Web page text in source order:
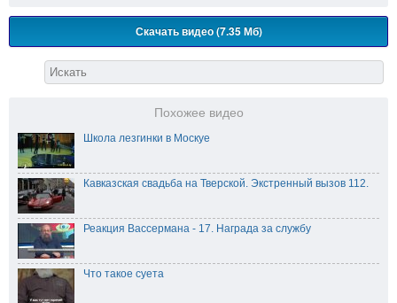
Скачать видео (7.35 Мб)
Похожее видео
Школа лезгинки в Москуе
Кавказская свадьба на Тверской. Экстренный вызов 112.
Реакция Вассермана - 17. Награда за службу
Что такое суета